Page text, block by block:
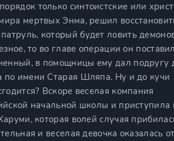
только синтоистские или
мертвых Энма, решил
который будет ловить
то во главе операции он поставил
в помощницы ему дал подругу
по имени Старая Шляпа. Ну и до кучи
Вскоре веселая компания
начальной школы и приступила
которая волей случая
и веселая девочка оказалась